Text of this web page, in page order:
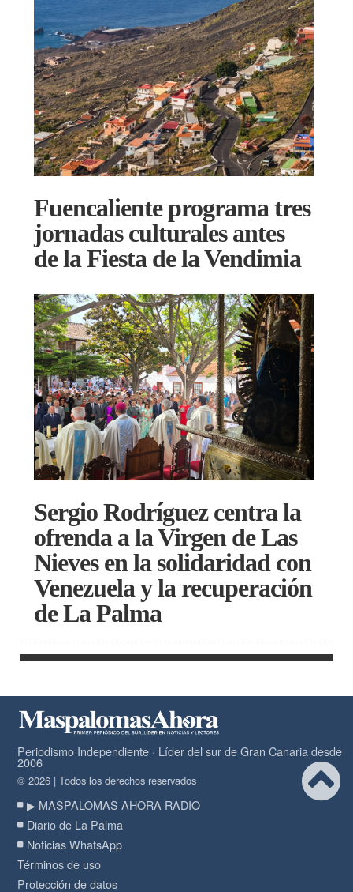
Fuencaliente programa tres
jornadas culturales antes
de la Fiesta de la Vendimia
Sergio Rodríguez centra la
ofrenda a la Virgen de Las
Nieves en la solidaridad con
Venezuela y la recuperación
de La Palma
Periodismo Independiente · Líder del sur de Gran Canaria desde
2006
© 2026 | Todos los derechos reservados
▶ MASPALOMAS AHORA RADIO
Diario de La Palma
Noticias WhatsApp
Términos de uso
Protección de datos